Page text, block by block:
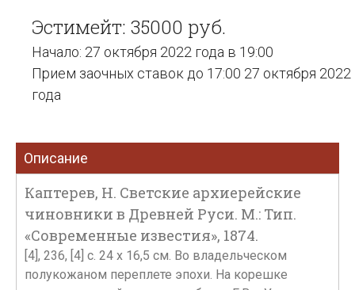
Эстимейт: 35000 руб.
Начало: 27 октября 2022 года в 19:00
Прием заочных ставок до 17:00 27 октября 2022
года
Описание
Каптерев, Н. Светские архиерейские
чиновники в Древней Руси. М.: Тип.
«Современные известия», 1874.
[4], 236, [4] с. 24 х 16,5 см. Во владельческом
полукожаном переплете эпохи. На корешке